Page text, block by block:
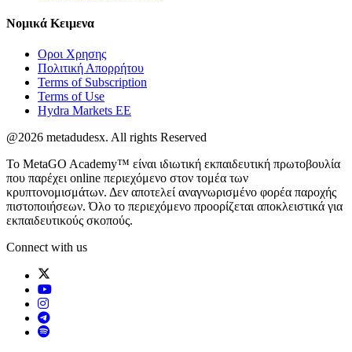
Νομικά Κειμενα
Οροι Χρησης
Πολιτική Απορρήτου
Terms of Subscription
Terms of Use
Hydra Markets EE
@2026 metadudesx. All rights Reserved
Το MetaGO Academy™ είναι ιδιωτική εκπαιδευτική πρωτοβουλία
που παρέχει online περιεχόμενο στον τομέα των
κρυπτονομισμάτων. Δεν αποτελεί αναγνωρισμένο φορέα παροχής
πιστοποιήσεων. Όλο το περιεχόμενο προορίζεται αποκλειστικά για
εκπαιδευτικούς σκοπούς.
Connect with us